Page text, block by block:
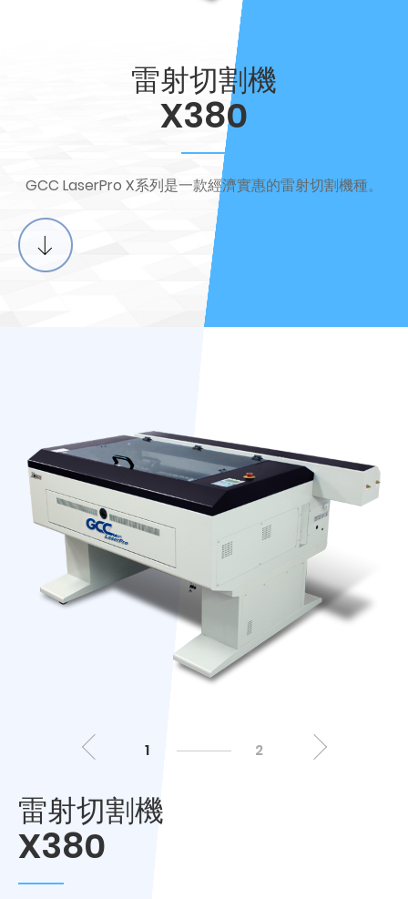
雷射切割機
X380
GCC LaserPro X系列是一款經濟實惠的雷射切割機種。
1 2
雷射切割機
X380